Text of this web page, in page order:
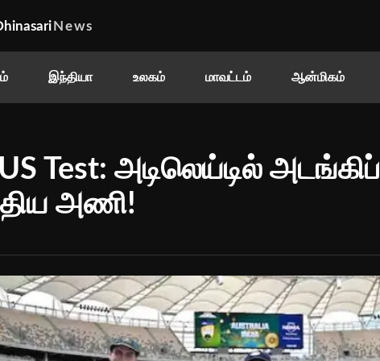
News
இந்தியா உலகம் மாவட்டம் ஆன்மிகம்
Test: அடிலெய்டில் அடங்கிப்
அணி!